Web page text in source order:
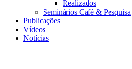
Realizados
Seminários Café & Pesquisa
Publicações
Vídeos
Notícias